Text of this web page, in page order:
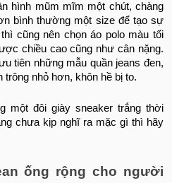
hình mũm mĩm một chút, chàng
bình thường một size để tạo sự
cũng nên chọn áo polo màu tối
chiều cao cũng như cân nặng.
tiên những mẫu quần jeans đen,
nhỏ hơn, khôn hề bị to.
một đôi giày sneaker trắng thời
chưa kịp nghĩ ra mặc gì thì hãy
ống rộng cho người